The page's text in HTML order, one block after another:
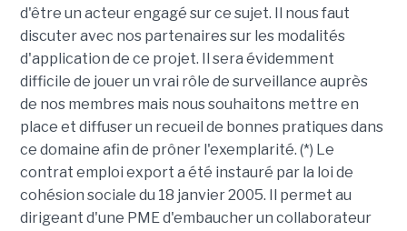
d'être un acteur engagé sur ce sujet. Il nous faut
discuter avec nos partenaires sur les modalités
d'application de ce projet. Il sera évidemment
difficile de jouer un vrai rôle de surveillance auprès
de nos membres mais nous souhaitons mettre en
place et diffuser un recueil de bonnes pratiques dans
ce domaine afin de prôner l'exemplarité. (*) Le
contrat emploi export a été instauré par la loi de
cohésion sociale du 18 janvier 2005. Il permet au
dirigeant d'une PME d'embaucher un collaborateur